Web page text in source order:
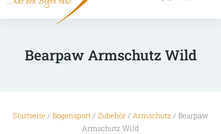
Bearpaw Armschutz Wild
Startseite / Bogensport / Zubehör / Armschutz / Bearpaw
Armschutz Wild